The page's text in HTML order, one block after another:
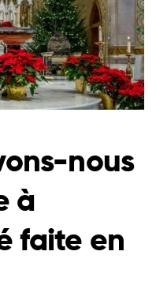
nous
à
faite en